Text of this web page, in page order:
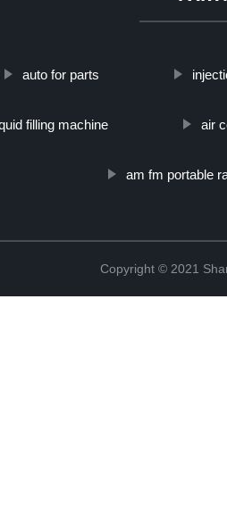
auto for parts
filling machine air
am fm portable
Copyright © 2021